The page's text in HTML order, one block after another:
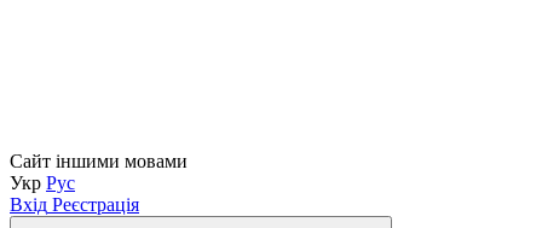
Сайт іншими мовами
Укр Рус
Вхід Реєстрація